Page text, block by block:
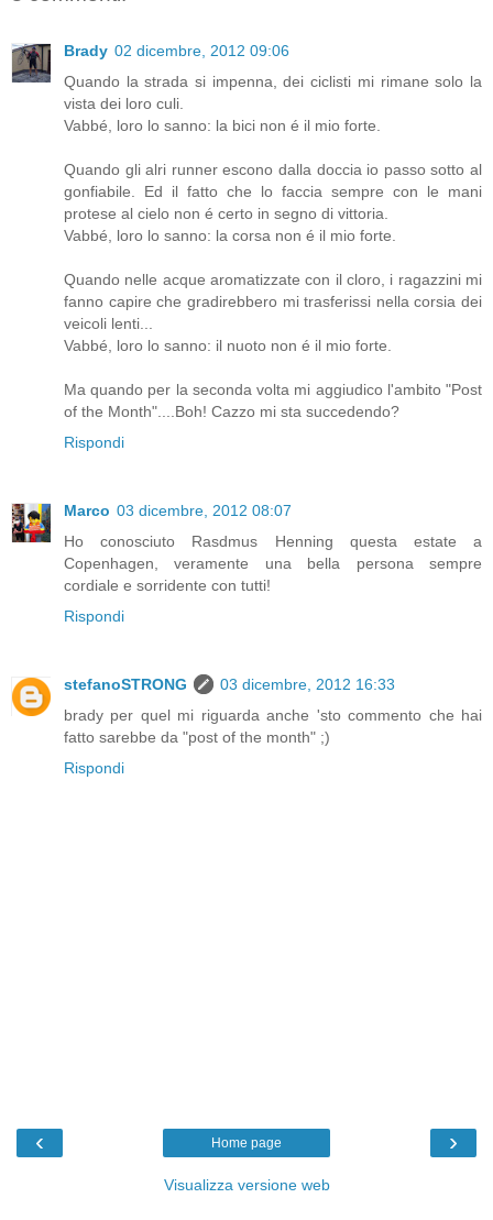
Brady 02 dicembre, 2012 09:06
Quando la strada si impenna, dei ciclisti mi rimane solo la
vista dei loro culi.
Vabbé, loro lo sanno: la bici non é il mio forte.
Quando gli alri runner escono dalla doccia io passo sotto al
gonfiabile. Ed il fatto che lo faccia sempre con le mani
protese al cielo non é certo in segno di vittoria.
Vabbé, loro lo sanno: la corsa non é il mio forte.
Quando nelle acque aromatizzate con il cloro, i ragazzini mi
fanno capire che gradirebbero mi trasferissi nella corsia dei
veicoli lenti...
Vabbé, loro lo sanno: il nuoto non é il mio forte.
Ma quando per la seconda volta mi aggiudico l'ambito "Post
of the Month"....Boh! Cazzo mi sta succedendo?
Rispondi
Marco 03 dicembre, 2012 08:07
Ho conosciuto Rasdmus Henning questa estate a
Copenhagen, veramente una bella persona sempre
cordiale e sorridente con tutti!
Rispondi
stefanoSTRONG
03 dicembre, 2012 16:33
brady per quel mi riguarda anche 'sto commento che hai
fatto sarebbe da "post of the month" ;)
Rispondi
‹ ›
Home page
Visualizza versione web